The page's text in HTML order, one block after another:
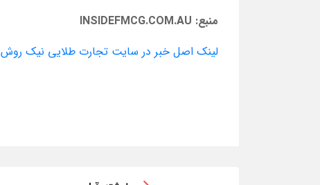
منبع: INSIDEFMCG.COM.AU
لینک اصل خبر در سایت تجارت طلایی نیک روش